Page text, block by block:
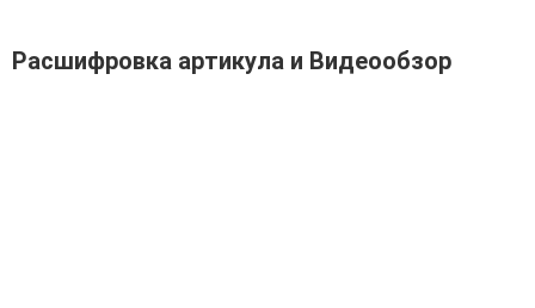
Расшифровка артикула и Видеообзор